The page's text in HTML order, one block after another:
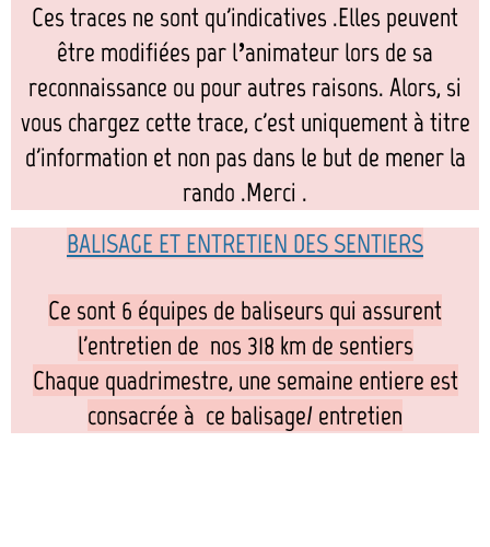
Ces traces ne sont qu'indicatives .Elles peuvent
être modifiées par l’animateur lors de sa
reconnaissance ou pour autres raisons. Alors, si
vous chargez cette trace, c'est uniquement à titre
d'information et non pas dans le but de mener la
rando .Merci .
BALISAGE ET ENTRETIEN DES SENTIERS
Ce sont 6 équipes de baliseurs qui assurent
l'entretien de nos 318 km de sentiers
Chaque quadrimestre, une semaine entiere est
consacrée à ce balisage/ entretien